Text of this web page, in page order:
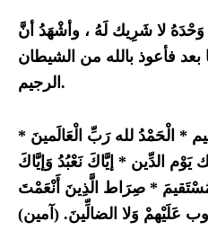
وَحْدَهُ لا شَرِيك لَهُ ، وأشْهَدُ أنَّ
فأعوذ بالله من الشيطان
الرجيم.
* الْحَمْدُ لله رَبِّ الْعَالَمينَ *
يَوْم الدِّين * إيَّاكَ نَعْبُدُ وَإيَّاكَ
* صِرَاط الَّذِينَ أَنْعَمْتَ
عَلَيْهمْ وَلا الضالِّينَ. ( آمين)